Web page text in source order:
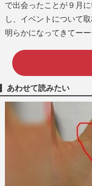
で出会ったことが９月
し、イベントについて
明らかになってきてーー
あわせて読みたい